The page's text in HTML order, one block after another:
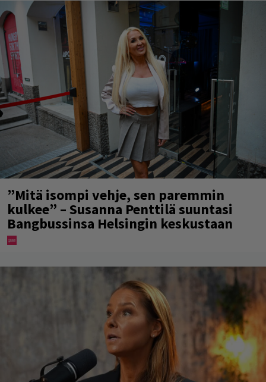
”Mitä isompi vehje, sen paremmin
kulkee” – Susanna Penttilä suuntasi
Bangbussinsa Helsingin keskustaan